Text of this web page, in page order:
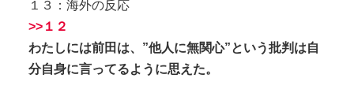
１３：海外の反応
>>１２
わたしには前田は、”他人に無関心”という批判は自
分自身に言ってるように思えた。